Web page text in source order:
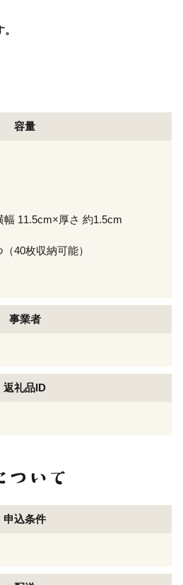
容量
11.5cm×厚さ 約1.5cm
40枚収納可能）
事業者
返礼品ID
申込条件